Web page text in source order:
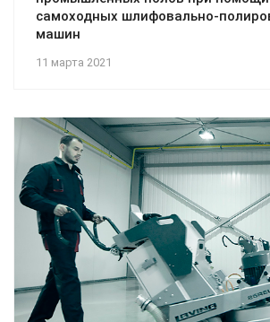
11 марта 2021
самоходных шлифовально-
машин